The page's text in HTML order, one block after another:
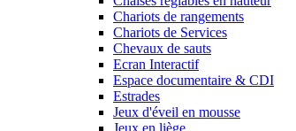
Chariots de rangements
Chariots de Services
Chevaux de sauts
Ecran Interactif
Espace documentaire & CDI
Estrades
Jeux d'éveil en mousse
Jeux en liège